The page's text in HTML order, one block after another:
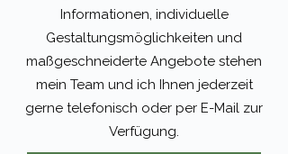
Informationen, individuelle
Gestaltungsmöglichkeiten und
maßgeschneiderte Angebote stehen
mein Team und ich Ihnen jederzeit
gerne telefonisch oder per E-Mail zur
Verfügung.